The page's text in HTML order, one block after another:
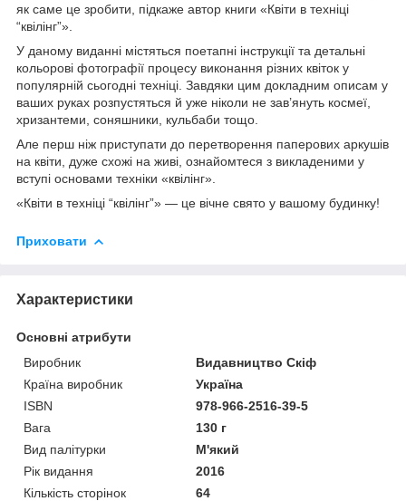
як саме це зробити, підкаже автор книги «Квіти в техніці
“квілінг”».
У даному виданні містяться поетапні інструкції та детальні
кольорові фотографії процесу виконання різних квіток у
популярній сьогодні техніці. Завдяки цим докладним описам у
ваших руках розпустяться й уже ніколи не зав’януть космеї,
хризантеми, соняшники, кульбаби тощо.
Але перш ніж приступати до перетворення паперових аркушів
на квіти, дуже схожі на живі, ознайомтеся з викладеними у
вступі основами техніки «квілінг».
«Квіти в техніці “квілінг”» — це вічне свято у вашому будинку!
Приховати
Характеристики
Основні атрибути
Виробник
Видавництво Скіф
Країна виробник
Україна
ISBN
978-966-2516-39-5
Вага
130 г
Вид палітурки
М'який
Рік видання
2016
Кількість сторінок
64